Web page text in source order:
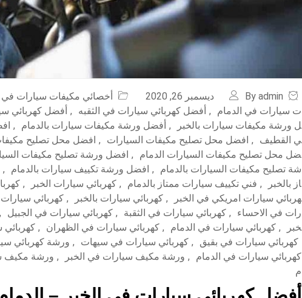
By admin ديسمبر 26, 2020 أخصائي مكيفات سيارات في
ت سيارات في الدمام
, أفضل كهربائي سيارات في الثقبه , أفضل كهربائي
ل ورشة مكيفات سيارات بالخبر
, أفضل ورشة مكيفات سيارات بالدمام ,
ي القطيف
, افضل محل تصليح مكيفات السيارات , افضل محل تصليح
ضل محل تصليح مكيفات السيارات الدمام
, افضل ورشة تصليح مكيفات
شة تصليح مكيفات السيارات بالدمام
, افضل ورشة تكييف سيارات بالدمام ,
از بالخبر
, فني تكييف سيارات ممتاز بالدمام , كهربائي سيارات الخبر ,
هربائي سيارات امريكي في الخبر
, كهربائي سيارات بالخبر , كهربائي سيارات
رات في الاحساء
, كهربائي سيارات في الثقبة , كهربائي سيارات في الجبيل ,
خبر
, كهربائي سيارات في الدمام , كهربائي سيارات في الظهران ,
كهربائي سيارات في بقيق
, كهربائي سيارات في سيهات , ورشة كهربائي
كهربائي سيارات في الدمام
, ورشة مكيف سيارات في الخبر , ورشة مكيف
م